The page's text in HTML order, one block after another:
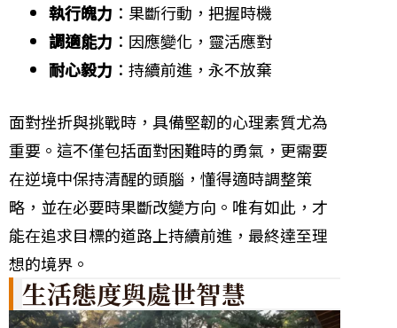
執行魄力 ：果斷行動，把握時機
調適能力 ：因應變化，靈活應對
耐心毅力 ：持續前進，永不放棄
面對挫折與挑戰時，具備堅韌的心理素質尤為
重要。這不僅包括面對困難時的勇氣，更需要
在逆境中保持清醒的頭腦，懂得適時調整策
略，並在必要時果斷改變方向。唯有如此，才
能在追求目標的道路上持續前進，最終達至理
想的境界。
生活態度與處世智慧